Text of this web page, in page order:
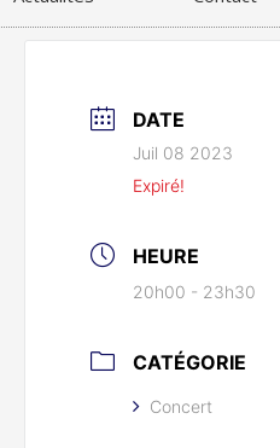
DATE
Juil 08 2023
Expiré!
HEURE
20h00 - 23h30
CATÉGORIE
Concert